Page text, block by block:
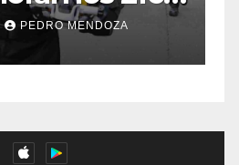
en el
PEDRO MENDOZA